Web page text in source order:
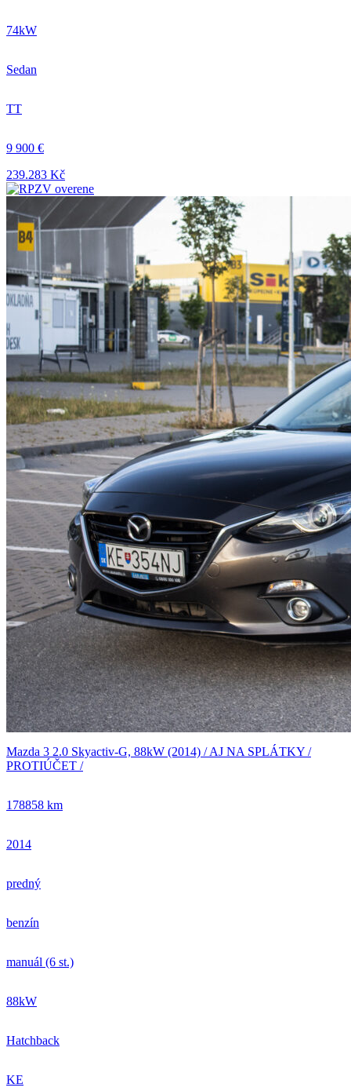
74kW
Sedan
TT
9 900 €
239.283 Kč
Mazda 3 2.0 Skyactiv-G, 88kW (2014) / AJ NA SPLÁTKY /
PROTIÚČET /
178858 km
2014
predný
benzín
manuál (6 st.)
88kW
Hatchback
KE